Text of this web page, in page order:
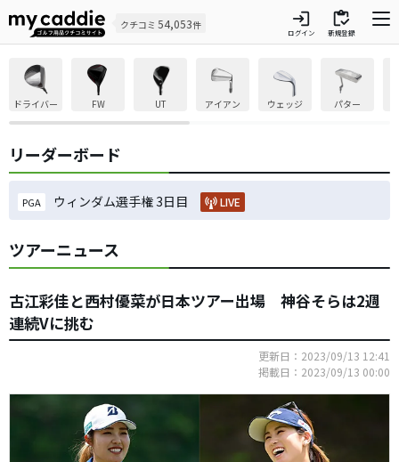
クチコミ 54,053件 login
ログイン
inventory
新規登録
ドライバー FW UT アイアン ウェッジ パター
リーダーボード
PGA ウィンダム選手権 3日目 LIVE
ツアーニュース
古江彩佳と西村優菜が日本ツアー出場 神谷そらは2週
連続Vに挑む
更新日：2023/09/13 12:41
掲載日：2023/09/13 00:00